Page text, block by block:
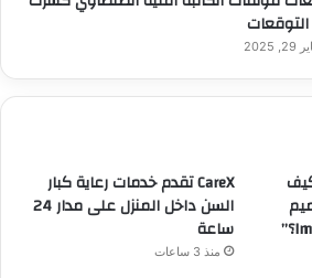
2025
CareX تقدم خدمات رعاية كبار
السن داخل المنزل على مدار 24
ساعة
منذ 3 ساعات